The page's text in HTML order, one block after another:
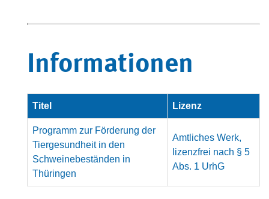
Informationen
Titel Lizenz
Programm zur Förderung der
Tiergesundheit in den
Schweinebeständen in
Thüringen
Amtliches Werk,
lizenzfrei nach § 5
Abs. 1 UrhG